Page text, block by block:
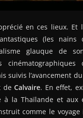
en ces lieux. Et
(les
glauque de
suivis l’avancement
deCalvaire. En effet,
la Thaïlande et aux
comme le